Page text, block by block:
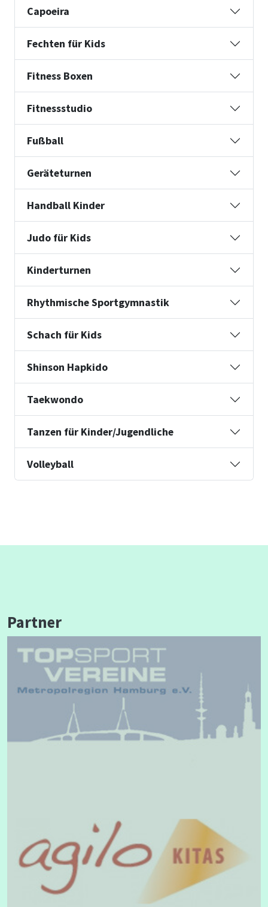
Capoeira
Fechten für Kids
Fitness Boxen
Fitnessstudio
Fußball
Geräteturnen
Handball Kinder
Judo für Kids
Kinderturnen
Rhythmische Sportgymnastik
Schach für Kids
Shinson Hapkido
Taekwondo
Tanzen für Kinder/Jugendliche
Volleyball
Partner